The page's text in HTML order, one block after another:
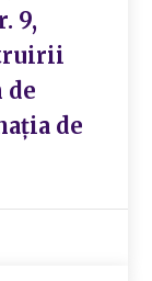
9,
de
de